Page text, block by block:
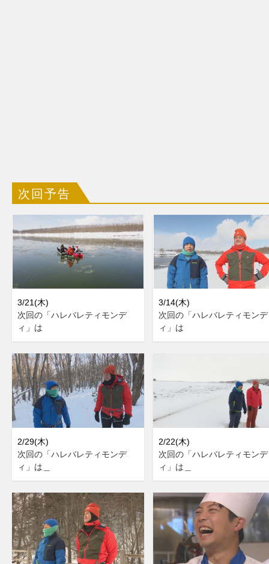
次回予告
3/21(木)
次回の「ハレバレティモンデ
ィ」は
3/14(木)
次回の「ハレバレティモンデ
ィ」は
2/29(木)
次回の「ハレバレティモンデ
ィ」は＿
2/22(木)
次回の「ハレバレティモンデ
ィ」は＿